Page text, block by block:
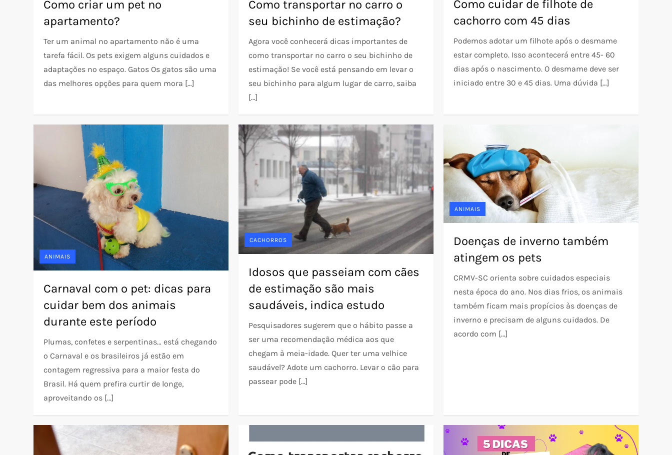
Como criar um pet no
apartamento?
Ter um animal no apartamento não é uma
tarefa fácil. Os pets exigem alguns cuidados e
adaptações no espaço. Gatos Os gatos são uma
das melhores opções para quem mora […]
Como transportar no carro o
seu bichinho de estimação?
Agora você conhecerá dicas importantes de
como transportar no carro o seu bichinho de
estimação! Se você está pensando em levar o
seu bichinho para algum lugar de carro, saiba
[…]
Como cuidar de filhote de
cachorro com 45 dias
Podemos adotar um filhote após o desmame
estar completo. Isso acontecerá entre 45- 60
dias após o nascimento. O desmame deve ser
iniciado entre 30 e 45 dias. Uma dúvida […]
ANIMAIS
Carnaval com o pet: dicas para
cuidar bem dos animais
durante este período
Plumas, confetes e serpentinas… está chegando
o Carnaval e os brasileiros já estão em
contagem regressiva para a maior festa do
Brasil. Há quem prefira curtir de longe,
aproveitando os […]
CACHORROS
Idosos que passeiam com cães
de estimação são mais
saudáveis, indica estudo
Pesquisadores sugerem que o hábito passe a
ser uma recomendação médica aos que
chegam à meia-idade. Quer ter uma velhice
saudável? Adote um cachorro. Levar o cão para
passear pode […]
ANIMAIS
Doenças de inverno também
atingem os pets
CRMV-SC orienta sobre cuidados especiais
nesta época do ano. Nos dias frios, os animais
também ficam mais propícios às doenças de
inverno e precisam de alguns cuidados. De
acordo com […]